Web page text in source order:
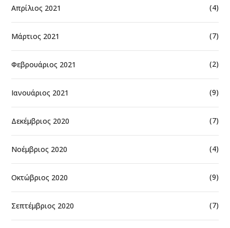
Απρίλιος 2021 (4)
Μάρτιος 2021 (7)
Φεβρουάριος 2021 (2)
Ιανουάριος 2021 (9)
Δεκέμβριος 2020 (7)
Νοέμβριος 2020 (4)
Οκτώβριος 2020 (9)
Σεπτέμβριος 2020 (7)